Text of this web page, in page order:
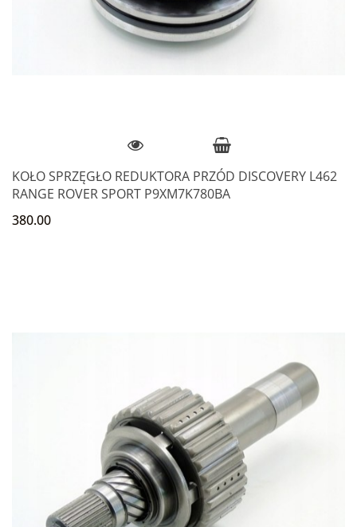
KOŁO SPRZĘGŁO REDUKTORA PRZÓD DISCOVERY L462
RANGE ROVER SPORT P9XM7K780BA
380.00